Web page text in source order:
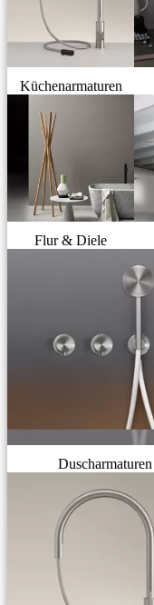
Küchenarmaturen
Flur & Diele
Duscharmaturen